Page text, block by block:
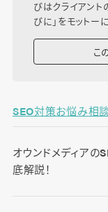
びはクライアン
びに」をモットー
こ
SEO対策お悩み相
オウンドメディア
底解説！